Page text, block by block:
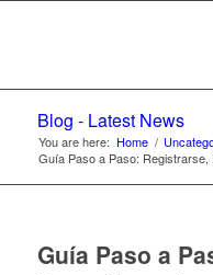
Blog - Latest News
You are here: Home /
Guía Paso a Paso:
Guía Paso a